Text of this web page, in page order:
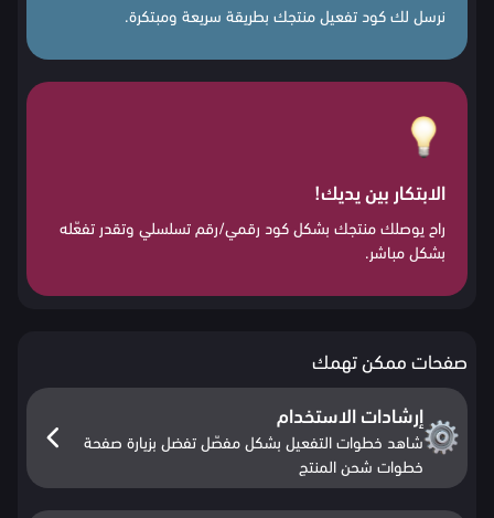
نرسل لك كود تفعيل منتجك بطريقة سريعة ومبتكرة.
الابتكار بين يديك!
راح يوصلك منتجك بشكل كود رقمي/رقم تسلسلي وتقدر تفعّله
بشكل مباشر.
صفحات ممكن تهمك
إرشادات الاستخدام
شاهد خطوات التفعيل بشكل مفصّل تفضل بزيارة صفحة
خطوات شحن المنتج